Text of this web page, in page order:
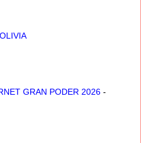
GRAN PODER 2026 -